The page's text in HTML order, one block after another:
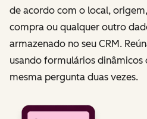
de acordo com o local,
compra ou qualquer outro
armazenado no seu CRM.
usando formulários dinâmicos
mesma pergunta duas vezes.